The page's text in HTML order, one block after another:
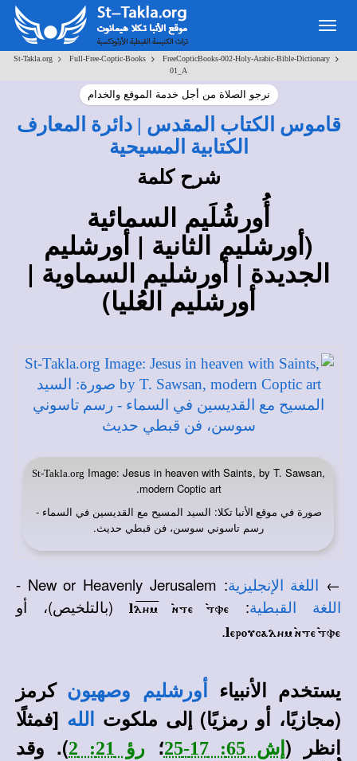
Toggle
navigation
St-Takla.org> Full-Free-Coptic-Books> FreeCopticBooks-002-Holy-Arabic-Bible-Dictionary>
01_A
نرجو الصلاة من أجل خدمة الموقع والخدام
قاموس الكتاب المقدس | دائرة المعارف
الكتابية المسيحية
شرح كلمة
أُورشُلَيم السمائية
(أورشليم الثانية | أورشليم
الجديدة | أورشليم السماوية |
أورشليم العُليا)
St-Takla.org Image: Jesus in heaven with Saints, by T. Sawsan,
modern Coptic art.
صورة في موقع الأنبا تكلا: السيد المسيح مع القديسين في السماء -
رسم تاسوني سوسن، فن قبطي حديث.
← اللغة الإنجليزية:
New or Heavenly Jerusalem
-
اللغة القبطية:
Ilh?m? `nte `tve (بالتلخيص)، أو
Ieroucalhm `nte `tve
.
يستخدم الأنبياء أورشليم وصهيون كرمز
(مجازيًا، أو رمزيًا) إلى ملكوت
الله [فمثلًا
انظر ( إش 65: 17-25 ؛ رؤ 21: 2
). وقد